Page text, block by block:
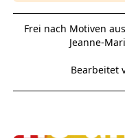
Frei nach Motiven
Jeanne-
Bearbeitet